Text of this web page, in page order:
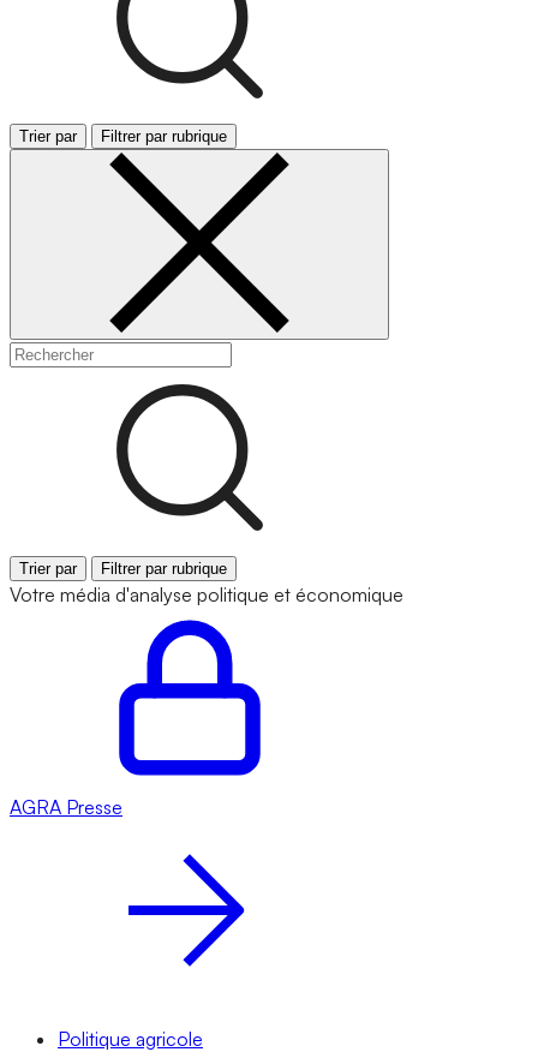
Trier par Filtrer par rubrique
Trier par Filtrer par rubrique
Votre média d'analyse politique et économique
AGRA Presse
Politique agricole